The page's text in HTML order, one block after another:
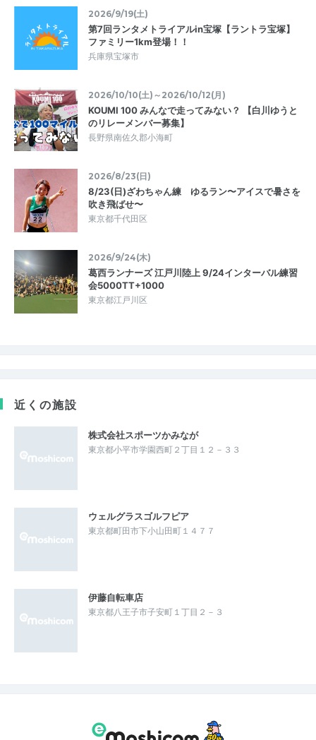
2026/9/19(土)
第7回ランタメトライアルin宝塚【ラントラ宝塚】
ファミリー1km登場！！
兵庫県宝塚市
2026/10/10(土)～2026/10/12(月)
KOUMI 100 みんなで走ってみない？ 【白川ゆうと
のリレーメンバー募集】
長野県南佐久郡小海町
2026/8/23(日)
8/23(日)ざわちゃん練 ゆるラン〜アイスで暑さを
吹き飛ばせ〜
東京都千代田区
2026/9/24(木)
葛西ランナーズ 江戸川陸上 9/24インターバル練習
会5000TT+1000
東京都江戸川区
近くの施設
株式会社スポーツかみなが
東京都小平市学園西町２丁目１２－３３
ウェルグラスゴルフピア
東京都町田市下小山田町１４７７
伊藤自転車店
東京都八王子市子安町１丁目２－３